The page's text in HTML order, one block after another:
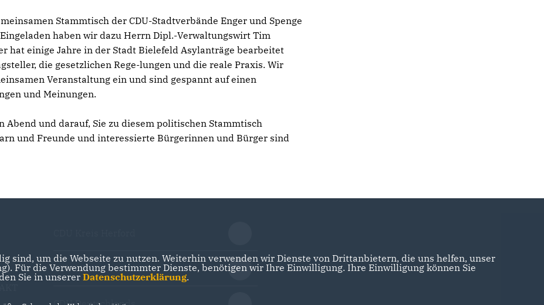
Stammtisch der CDU-Stadtverbände Enger und Spenge
haben wir dazu Herrn Dipl.-Verwaltungswirt Tim
hat einige Jahre in der Stadt Bielefeld Asylanträge bearbeitet
die gesetzlichen Rege-lungen und die reale Praxis. Wir
Veranstaltung ein und sind gespannt auf einen
und Meinungen.
Abend und darauf, Sie zu diesem politischen Stammtisch
und Freunde und interessierte Bürgerinnen und Bürger sind
CDU NRW
sind, um die Webseite zu nutzen. Weiterhin verwenden wir Dienste von Drittanbietern, die uns helfen, unser
Für die Verwendung bestimmter Dienste, benötigen wir Ihre Einwilligung. Ihre Einwilligung können Sie
Sie in unserer Datenschutzerklärung.